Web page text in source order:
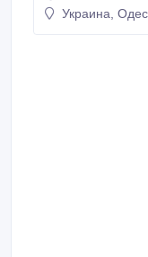
Новый, в
Украина,